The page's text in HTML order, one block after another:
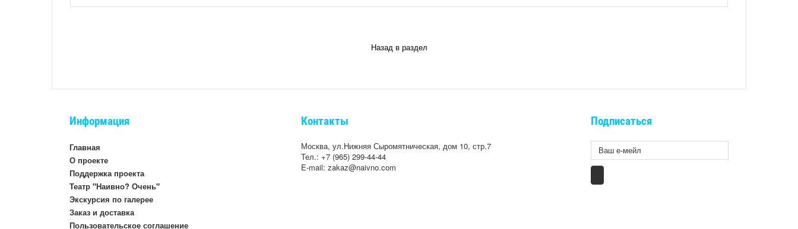
Назад в раздел
Информация
Главная
О проекте
Поддержка проекта
Театр "Наивно? Очень"
Экскурсия по галерее
Заказ и доставка
Пользовательское соглашение
Контакты
Москва, ул.Нижняя Сыромятническая, дом 10, стр.7
Тел.: +7 (965) 299-44-44
E-mail: zakaz@naivno.com
Подписаться